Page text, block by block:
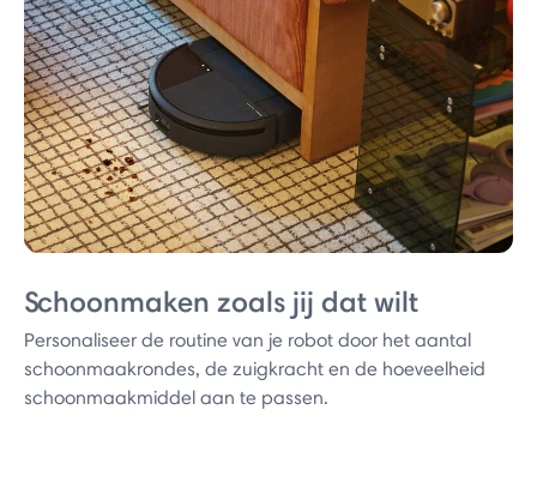
Schoonmaken zoals jij dat wilt
Personaliseer de routine van je robot door het aantal
schoonmaakrondes, de zuigkracht en de hoeveelheid
schoonmaakmiddel aan te passen.